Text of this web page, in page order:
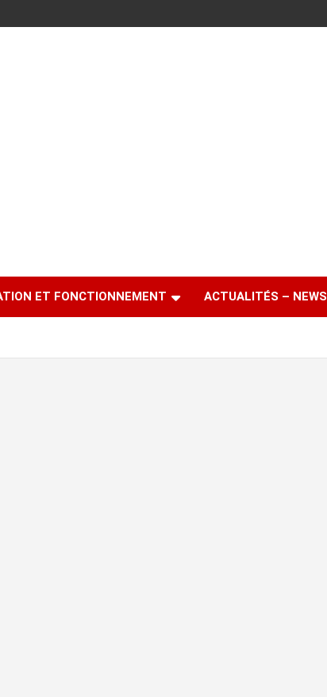
ET FONCTIONNEMENT ACTUALITÉS – NEWS